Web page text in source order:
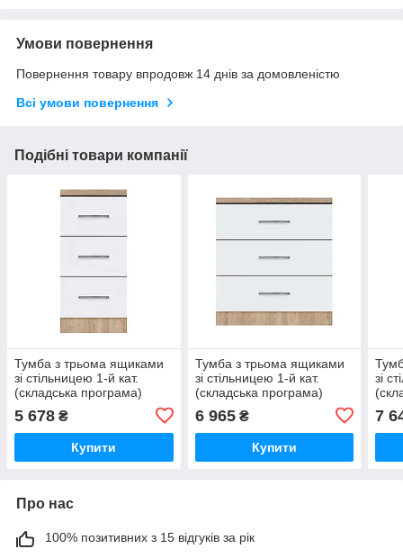
Умови повернення
Повернення товару впродовж 14 днів за домовленістю
Всі умови повернення
Подібні товари компанії
Тумба з трьома ящиками
зі стільницею 1-й кат.
(складська програма)
МЕбель (70130)
5 678 ₴
Купити
Тумба з трьома ящиками
зі стільницею 1-й кат.
(складська програма)
МЕбель (70132)
6 965₴
Купити
зі
7
Про нас
100% позитивних з 15 відгуків за рік